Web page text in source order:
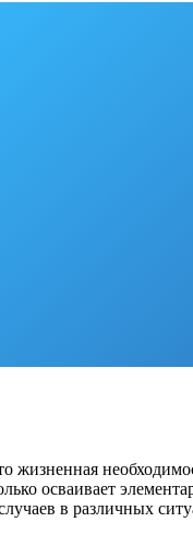
жизненная
осваивает
в различных